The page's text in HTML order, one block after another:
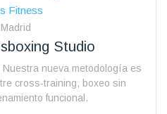
Fitness
Madrid
Studio
Nuestra nueva metodología es
cross-training, boxeo sin
funcional.